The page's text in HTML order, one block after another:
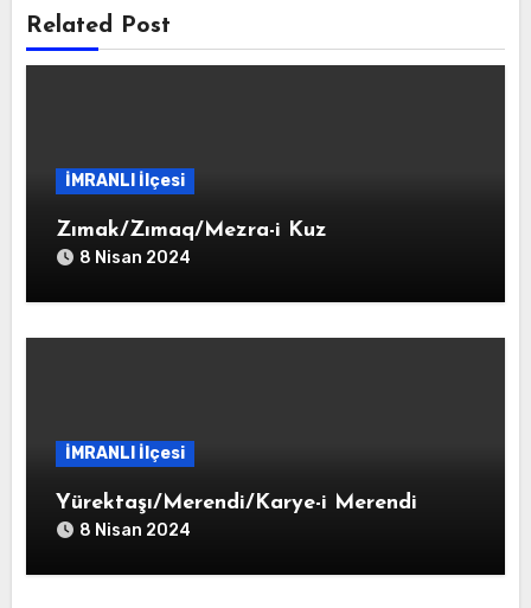
Related Post
İMRANLI İlçesi
Zımak/Zımaq/Mezra-i Kuz
8 Nisan 2024
İMRANLI İlçesi
Yürektaşı/Merendi/Karye-i Merendi
8 Nisan 2024